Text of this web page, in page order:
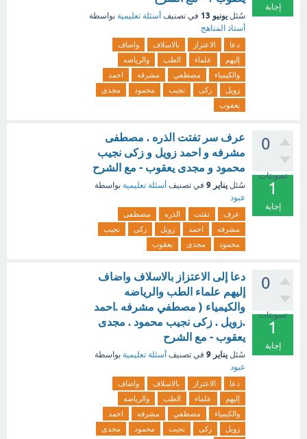
إجابة
سُئل يونيو 13 في تصنيف أسئلة تعليمية بواسطة
أستاذ المناهج
دعا الاعتزاز بالاسلاف
واضاف
إليهم
علماء الطب
والرياضه
والكيمياء
مصطفي مشرفه
احمد
زويل
زكى نجيب محمود
مجدى
يعقوب
0
تصويتات
1
إجابة
عرف سر تفتت الذره . مصطفى
مشرفه و احمد زويل و زكى نجيب
محمود و مجدى يعقوب - مع الشرح
سُئل يناير 9 في تصنيف أسئلة تعليمية بواسطة
عبود
عرف تفتت الذره
مصطفى
مشرفه
احمد زويل زكى
نجيب
محمود
مجدى يعقوب
0
تصويتات
1
إجابة
دعا إلى الاعتزاز بالاسلاف واضاف
إليهم علماء الطب والرياضه
والكيمياء ( مصطفي مشرفه .احمد
.زويل . زكى نجيب محمود . مجدى
يعقوب - مع الشرح
سُئل يناير 9 في تصنيف أسئلة تعليمية بواسطة
عبود
دعا الاعتزاز بالاسلاف
واضاف
إليهم
علماء الطب
والرياضه
والكيمياء
مصطفي مشرفه
احمد
زويل
زكى نجيب محمود
مجدى